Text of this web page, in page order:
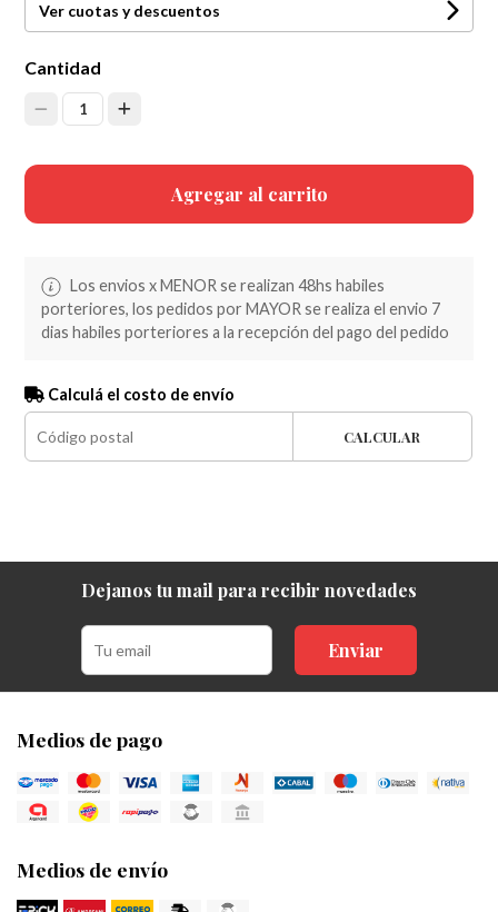
Ver cuotas y descuentos
Cantidad
1
Agregar al carrito
Los envios x MENOR se realizan 48hs habiles
porteriores, los pedidos por MAYOR se realiza el envio 7
dias habiles porteriores a la recepción del pago del pedido
Calculá el costo de envío
CALCULAR
Dejanos tu mail para recibir novedades
Enviar
Medios de pago
Medios de envío